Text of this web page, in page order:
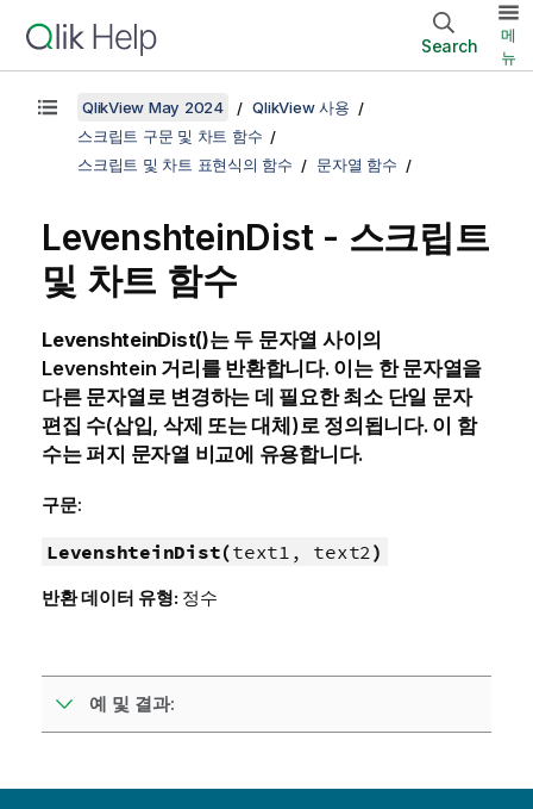
Search
메
뉴
QlikView May 2024
QlikView 사용
스크립트 구문 및 차트 함수
스크립트 및 차트 표현식의 함수
문자열 함수
LevenshteinDist - 스크립트
및 차트 함수
LevenshteinDist()는 두 문자열 사이의
Levenshtein 거리를 반환합니다. 이는 한 문자열을
다른 문자열로 변경하는 데 필요한 최소 단일 문자
편집 수(삽입, 삭제 또는 대체)로 정의됩니다. 이 함
수는 퍼지 문자열 비교에 유용합니다.
구문:
LevenshteinDist(text1, text2)
반환 데이터 유형: 정수
예 및 결과: